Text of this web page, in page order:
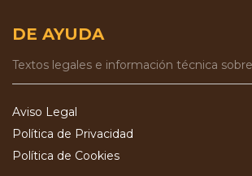
DE AYUDA
Textos legales e información técnica
Aviso Legal
Política de Privacidad
Política de Cookies